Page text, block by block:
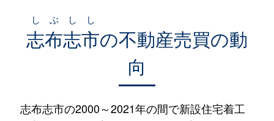
志布志市
しぶしし
の不動産売買の動
向
志布志市の2000～2021年の間で新設住宅着工